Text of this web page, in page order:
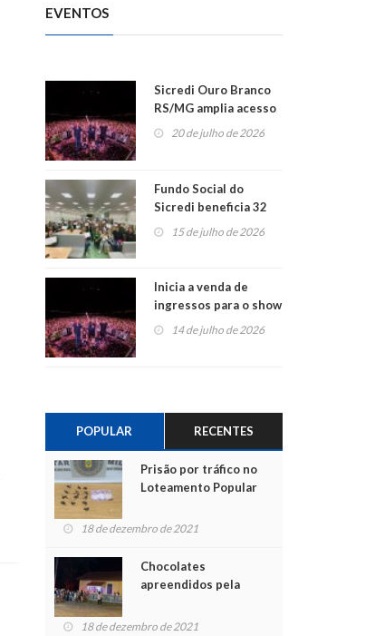
EVENTOS
Sicredi Ouro Branco
RS/MG amplia acesso
ao show dos 45 anos
20 de julho de 2026
Fundo Social do
Sicredi beneficia 32
projetos em
Montenegro
15 de julho de 2026
Inicia a venda de
ingressos para o show
do Jota Quest nos 45
14 de julho de 2026
POPULAR RECENTES
Prisão por tráfico no
Loteamento Popular
18 de dezembro de 2021
Chocolates
apreendidos pela
para crianças na
18 de dezembro de 2021